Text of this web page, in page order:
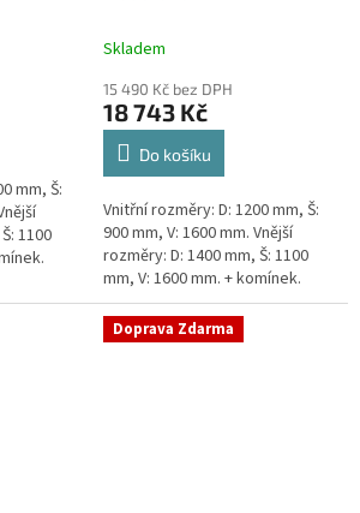
mm, Š:
1100
i pod...
Skladem
15 490 Kč bez DPH
18 743 Kč
Do košíku
Vnitřní rozměry: D: 1200 mm, Š:
900 mm, V: 1600 mm. Vnější
rozměry: D: 1400 mm, Š: 1100
mm, V: 1600 mm. + komínek.
Vodoměrná šachta k
obetonování - pojízdná i pod...
Doprava Zdarma